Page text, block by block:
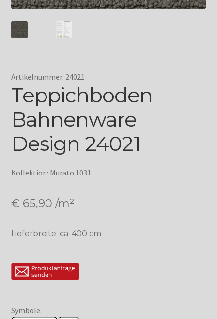
Artikelnummer: 24021
Teppichboden
Bahnenware
Design 24021
Kollektion: Murato 1031
€ 65,90 /m²
Lieferbreite: ca. 400 cm
Symbole: